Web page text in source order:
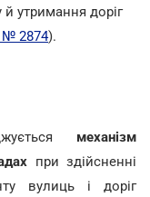
утримання доріг
№ 2874).
механізм
при здійсненні
вулиць і доріг